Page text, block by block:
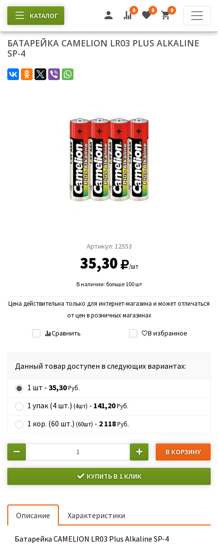
КАТАЛОГ
0 0 0
БАТАРЕЙКА CAMELION LR03 PLUS ALKALINE
SP-4
Артикул: 12553
35,30 /шт
В наличии: больше 100 шт
Цена действительна только для интернет-магазина и может отличаться
от цен в розничных магазинах
Сравнить В избранное
Данный товар доступен в следующих вариантах:
1 шт - 35,30Руб.
1 упак (4 шт.) (4шт) - 141,20Руб.
1 кор. (60 шт.) (60шт) - 2 118Руб.
В КОРЗИНУ
КУПИТЬ В 1 КЛИК
Описание Характеристики
Батарейка CAMELION LR03 Plus Alkaline SP-4